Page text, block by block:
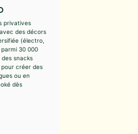
privatives
des décors
(électro,
parmi 30 000
snacks
créer des
ou en
dès